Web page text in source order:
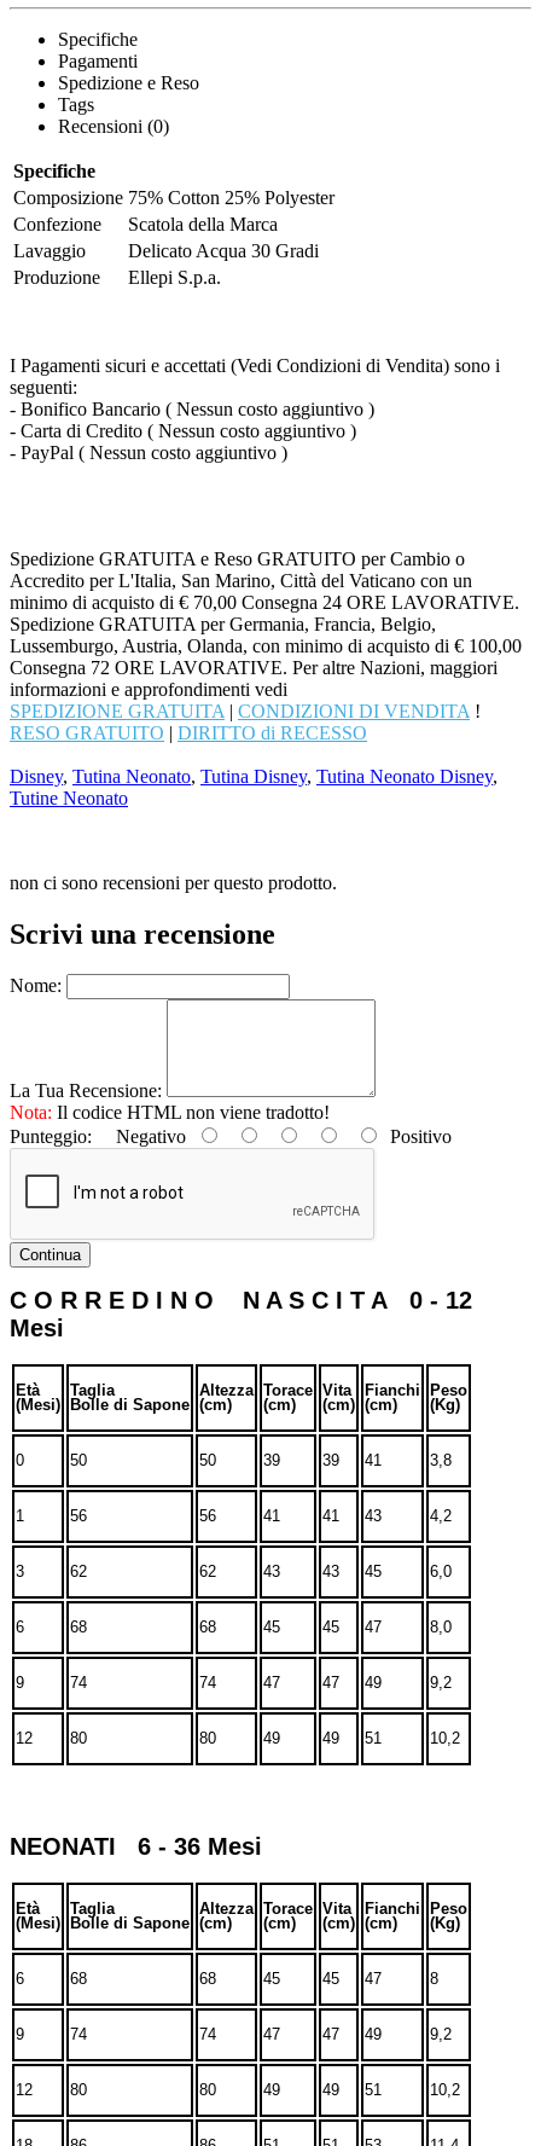
Specifiche
Pagamenti
Spedizione e Reso
Tags
Recensioni (0)
Specifiche
Composizione 75% Cotton 25% Polyester
Confezione
Scatola della Marca
Lavaggio
Delicato Acqua 30 Gradi
Produzione
Ellepi S.p.a.
I Pagamenti sicuri e accettati (Vedi Condizioni di Vendita) sono i
seguenti:
- Bonifico Bancario ( Nessun costo aggiuntivo )
- Carta di Credito ( Nessun costo aggiuntivo )
- PayPal ( Nessun costo aggiuntivo )
Spedizione GRATUITA e Reso GRATUITO per Cambio o
Accredito per L'Italia, San Marino, Città del Vaticano con un
minimo di acquisto di € 70,00 Consegna 24 ORE LAVORATIVE.
Spedizione GRATUITA per Germania, Francia, Belgio,
Lussemburgo, Austria, Olanda, con minimo di acquisto di € 100,00
Consegna 72 ORE LAVORATIVE. Per altre Nazioni, maggiori
informazioni e approfondimenti vedi
SPEDIZIONE GRATUITA | CONDIZIONI DI VENDITA !
RESO GRATUITO | DIRITTO di RECESSO
Disney, Tutina Neonato, Tutina Disney, Tutina Neonato Disney,
Tutine Neonato
non ci sono recensioni per questo prodotto.
Scrivi una recensione
Nome:
La Tua Recensione:
Nota: Il codice HTML non viene tradotto!
Punteggio: Negativo Positivo
Continua
C O R R E D I N O N A S C I T A 0 - 12
Mesi
Età
(Mesi)
Taglia
Bolle di Sapone
Altezza
(cm)
Torace
(cm)
Vita
(cm)
Fianchi
(cm)
Peso
(Kg)
0 50 50 39 39 41 3,8
1 56 56 41 41 43 4,2
3 62 62 43 43 45 6,0
6 68 68 45 45 47 8,0
9 74 74 47 47 49 9,2
12 80 80 49 49 51 10,2
NEONATI 6 - 36 Mesi
Età
(Mesi)
Taglia
Bolle di Sapone
Altezza
(cm)
Torace
(cm)
Vita
(cm)
Fianchi
(cm)
Peso
(Kg)
6 68 68 45 45 47 8
9 74 74 47 47 49 9,2
12 80 80 49 49 51 10,2